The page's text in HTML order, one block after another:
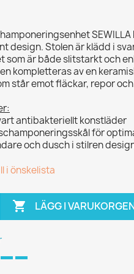
design. Stolen är klädd i
som är både slitstarkt och
kompletteras av en
står emot fläckar, repor
antibakteriellt konstläder
för
och dusch i stilren
i önskelista
 LÄGG I